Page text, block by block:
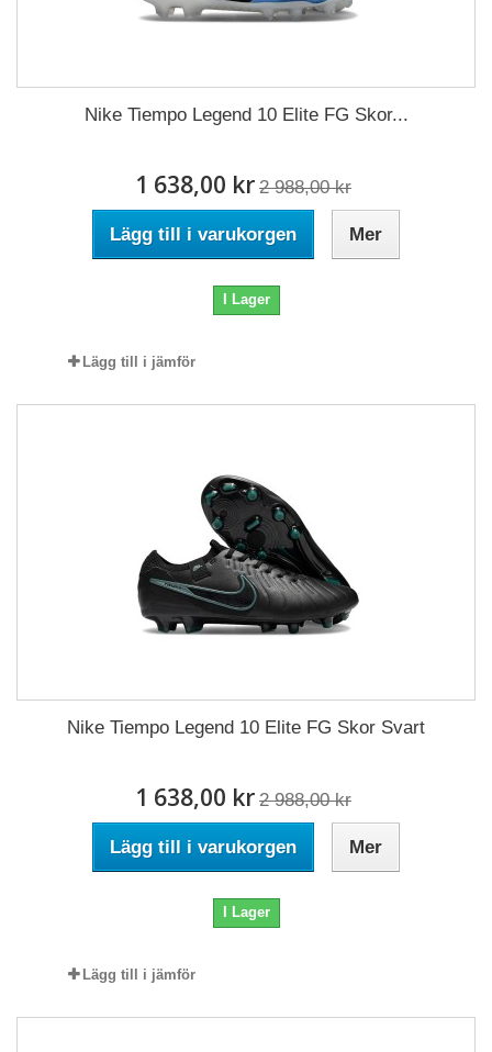
Nike Tiempo Legend 10 Elite FG Skor...
1 638,00 kr 2 988,00 kr
Lägg till i varukorgen Mer
I Lager
Lägg till i jämför
Nike Tiempo Legend 10 Elite FG Skor Svart
1 638,00 kr 2 988,00 kr
Lägg till i varukorgen Mer
I Lager
Lägg till i jämför